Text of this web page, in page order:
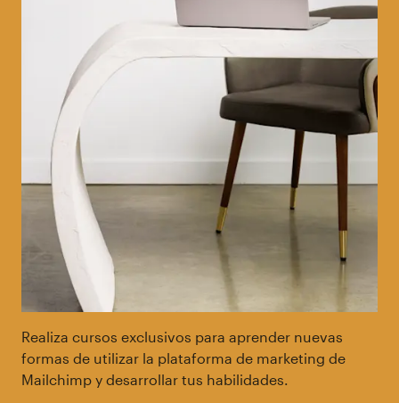
Realiza cursos exclusivos para aprender nuevas
formas de utilizar la plataforma de marketing de
Mailchimp y desarrollar tus habilidades.